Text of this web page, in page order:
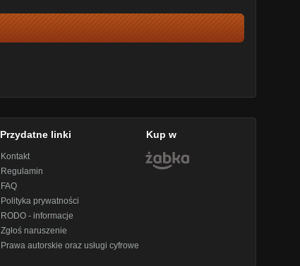
Przydatne linki
Kontakt
Regulamin
FAQ
Polityka prywatności
RODO - informacje
Zgłoś naruszenie
Prawa autorskie oraz usługi cyfrowe
Kup w